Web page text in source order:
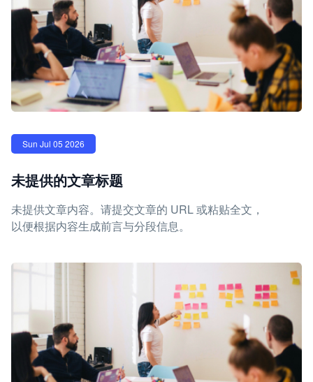
Sun Jul 05 2026
未提供的文章标题
未提供文章内容。请提交文章的 URL 或粘贴全文，
以便根据内容生成前言与分段信息。